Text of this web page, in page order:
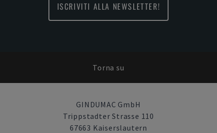
ISCRIVITI ALLA NEWSLETTER!
Torna su
GINDUMAC GmbH
Trippstadter Strasse 110
67663 Kaiserslautern